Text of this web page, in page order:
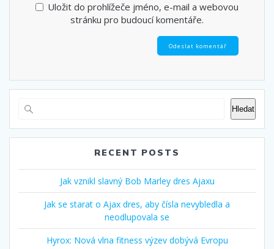
Uložit do prohlížeče jméno, e-mail a webovou
stránku pro budoucí komentáře.
Hledat
RECENT POSTS
Jak vznikl slavný Bob Marley dres Ajaxu
Jak se starat o Ajax dres, aby čísla nevybledla a
neodlupovala se
Hyrox: Nová vlna fitness výzev dobývá Evropu